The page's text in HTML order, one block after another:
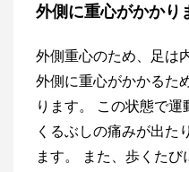
外側に重心がかかり
外側重心のため、足は
外側に重心がかかるた
ります。 この状態で
くるぶしの痛みが出た
ます。
また、歩くたび